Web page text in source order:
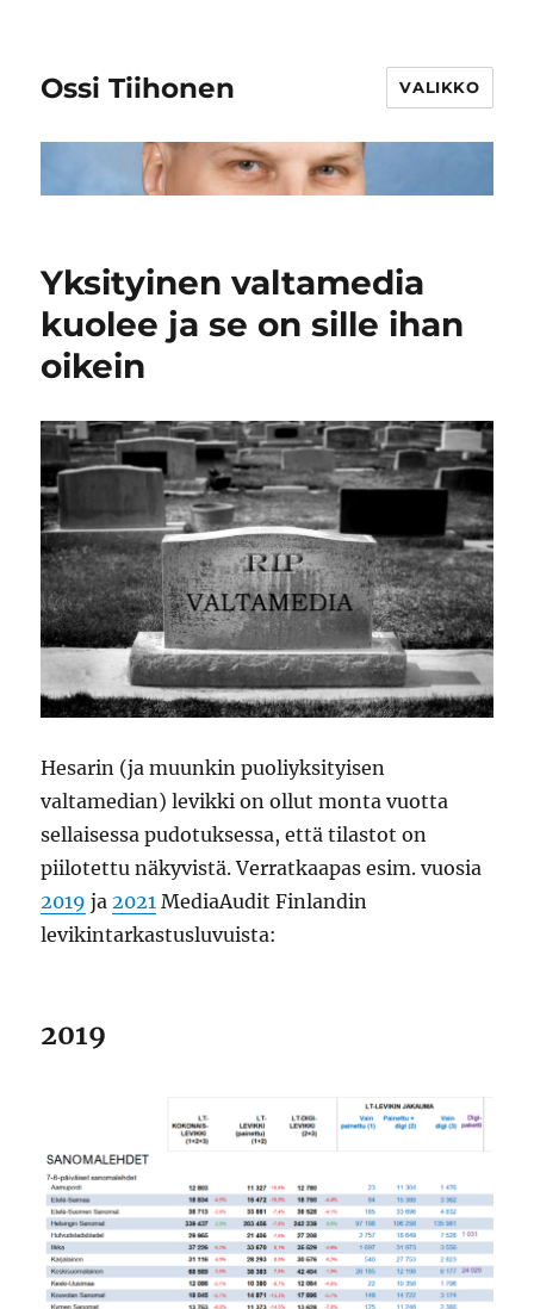
Ossi Tiihonen VALIKKO
Yksityinen valtamedia
kuolee ja se on sille ihan
oikein
Hesarin (ja muunkin puoliyksityisen
valtamedian) levikki on ollut monta vuotta
sellaisessa pudotuksessa, että tilastot on
piilotettu näkyvistä. Verratkaapas esim. vuosia
2019 ja 2021 MediaAudit Finlandin
levikintarkastusluvuista:
2019